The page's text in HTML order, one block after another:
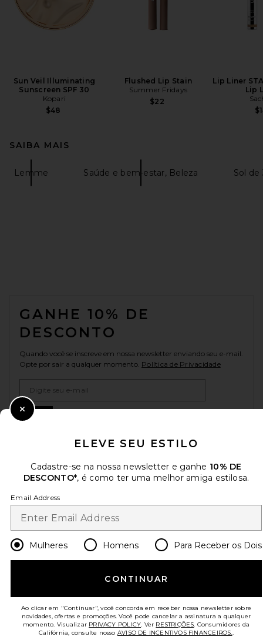
Sun Veil Illuminating
Sunscreen SPF 30
Kopari
$48
Flushed Lip Stain
Summer Fridays
$22
Lip Liner
Lip
SAIBA MAIS
Lemme Saúde e bem-estar, Beleza Sol de
GANHE 10% DE
DESCONTO
Quando você se inscreve em nossa newsletter enviando seu e-mail.
Opte por sair a qualquer momento. Política de Privacidade
Change Country Regions
pt USD
AJUDE-NOS A MELHORAR!
Responda uma rápida pesquisa sobre seu acesso.Vamos lá!
© EMINENT, INC. (UMA EMPRESA DO GRUPO REVOLVE). TODOS OS DIREITOS
RESERVADOS
ELEVE SEU ESTILO
Cadastre-se na nossa newsletter e ganhe 10% DE
DESCONTO*, é como ter uma melhor amiga estilosa.
Email Address
Mulheres Homens Para Receber os Dois
CONTINUAR
Ao clicar em "Continuar", você concorda em receber nossa newsletter sobre
novidades, ofertas e promoções. Você pode cancelar a assinatura a qualquer
momento. Visualizar PRIVACY POLICY. Ver RESTRIÇÕES. Consumidores da
Califórnia, consulte nosso AVISO DE INCENTIVOS FINANCEIROS..
Close Modal